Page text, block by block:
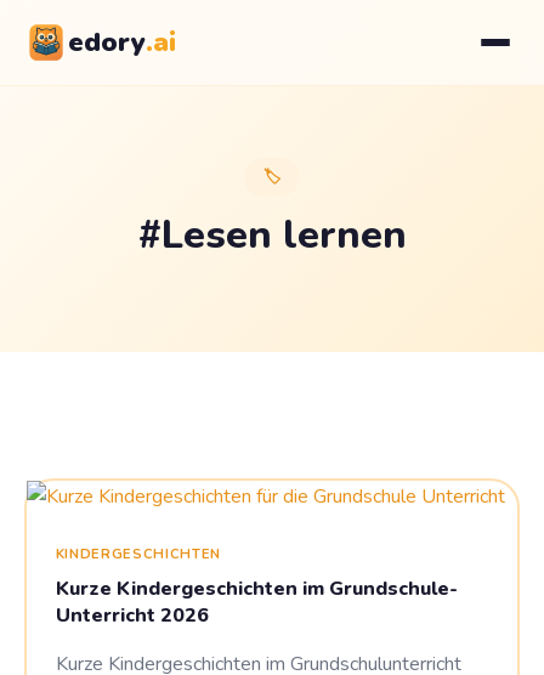
edory.ai
🏷️
#Lesen lernen
KINDERGESCHICHTEN
Kurze Kindergeschichten im Grundschule-
Unterricht 2026
Kurze Kindergeschichten im Grundschulunterricht